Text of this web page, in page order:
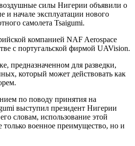
силы Нигерии объявили о
и начале эксплуатации нового
самолета Tsaigumi.
компанией NAF Aerospace
с португальской фирмой UAVision.
предназначенном для разведки,
который может действовать как
по поводу принятия на
выступил президент Нигерии
словам, использование этой
только военное преимущество, но и